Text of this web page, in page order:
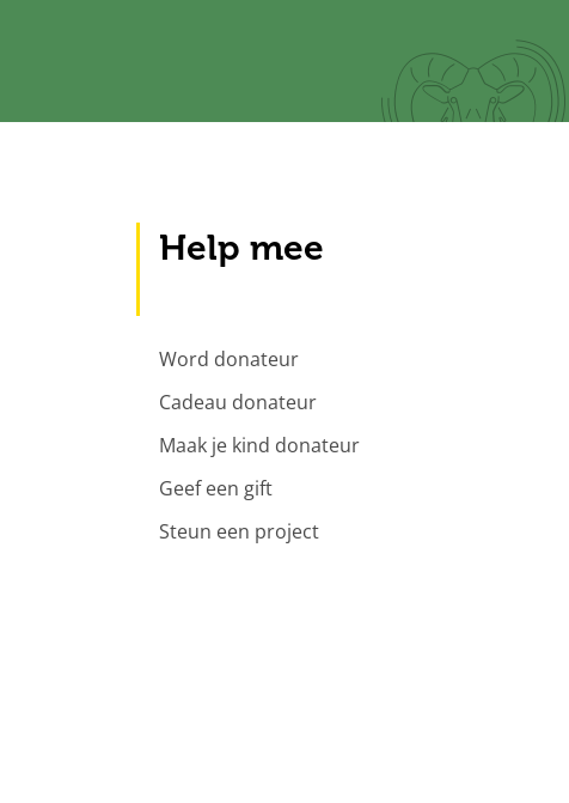
Help mee
Word donateur
Cadeau donateur
Maak je kind donateur
Geef een gift
Steun een project